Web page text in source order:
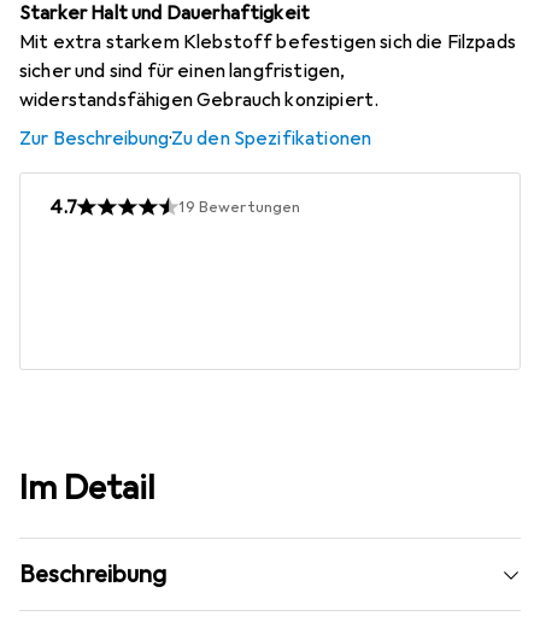
Starker Halt und Dauerhaftigkeit
Mit extra starkem Klebstoff befestigen sich die Filzpads
sicher und sind für einen langfristigen,
widerstandsfähigen Gebrauch konzipiert.
Zur Beschreibung·Zu den Spezifikationen
4.7 19 Bewertungen
Im Detail
Beschreibung